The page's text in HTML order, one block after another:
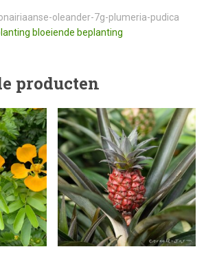
oleander-7g-plumeria-pudica
bloeiende beplanting
producten